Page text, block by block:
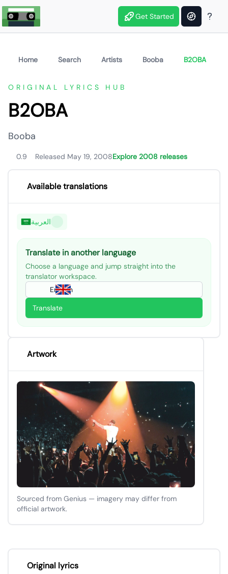
Get Started
Home Search Artists Booba B2OBA
ORIGINAL LYRICS HUB
B2OBA
Booba
0.9 Released May 19, 2008Explore 2008 releases
Available translations
العربية
Translate in another language
Choose a language and jump straight into the
translator workspace.
English
Translate
Artwork
Sourced from Genius — imagery may differ from
official artwork.
Original lyrics